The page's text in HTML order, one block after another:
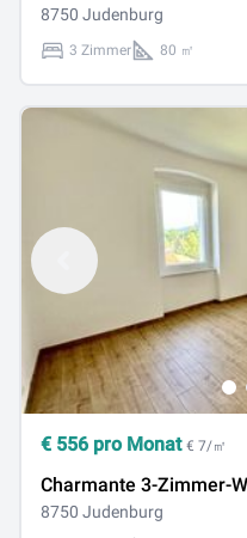
8750 Judenburg
3 Zimmer 80 ㎡
€ 556 pro Monat € 7/㎡
Charmante 3-Zimmer-
8750 Judenburg